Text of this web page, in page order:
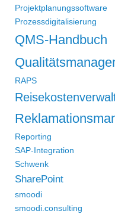
Projektplanungssoftware
Prozessdigitalisierung
QMS-Handbuch
RAPS
Reporting
SAP-Integration
Schwenk
SharePoint
smoodi
smoodi.consulting